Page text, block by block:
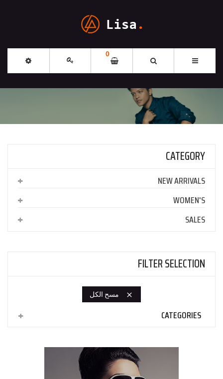
0
CATEGORY
NEW ARRIVALS
WOMEN'S
SALES
FILTER SELECTION

CATEGORIES